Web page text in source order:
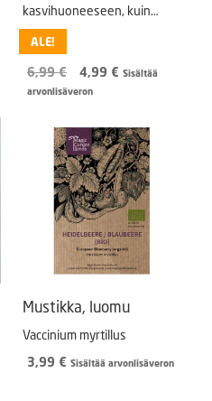
kasvihuoneeseen, kuin
sisälle ”ikkunakurkuksi” tai
kurkkuverhoksi. F1-
hybridisiemen.
ALE!
6,99€
Alkuperäinen
hinta
6,99 €.
4,99 € Nykyinen
4,99 €.
Sisältää
arvonlisäveron
Mustikka, luomu
Vaccinium myrtillus
3,99 € Sisältää arvonlisäveron